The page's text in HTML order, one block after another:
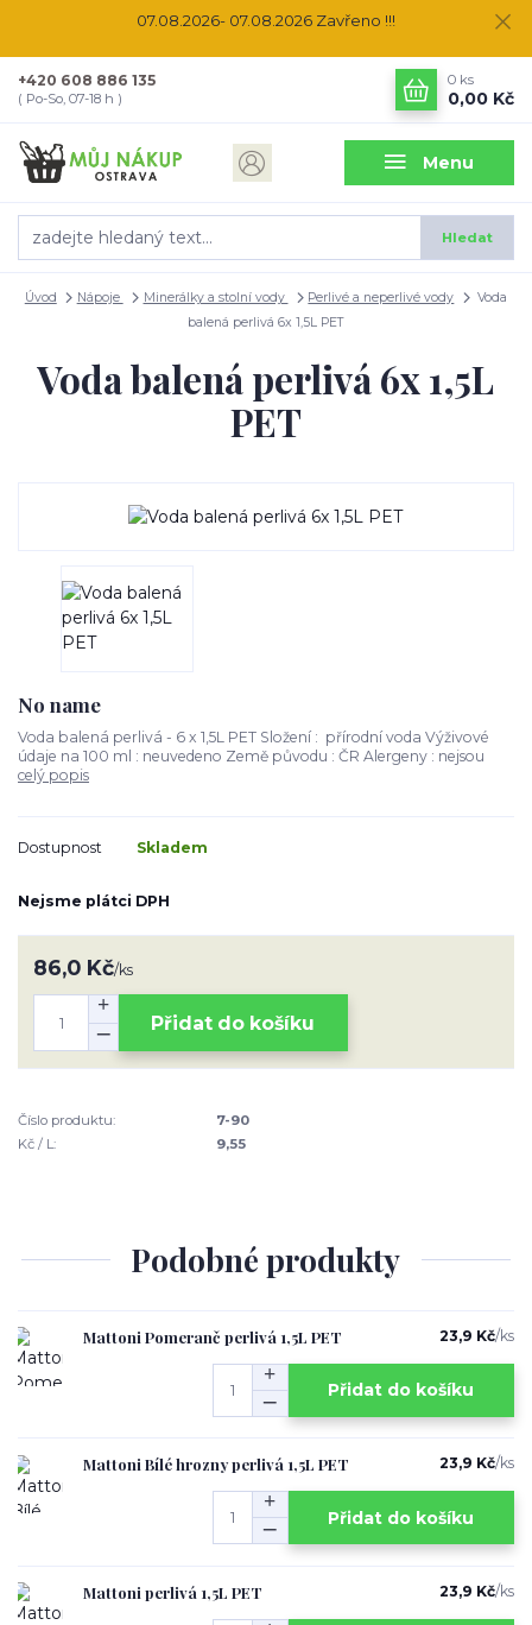
07.08.2026- 07.08.2026 Zavřeno !!!
Menu
Hledat
+420 608 886 135
( Po-So, 07-18 h )
0 ks
0,00 Kč
Úvod Nápoje Minerálky a stolní vody Perlivé a neperlivé vody
Voda
balená perlivá 6x 1,5L PET
Voda balená perlivá 6x 1,5L
PET
No name
Voda balená perlivá - 6 x 1,5L PET Složení : přírodní voda Výživové
údaje na 100 ml : neuvedeno Země původu : ČR Alergeny : nejsou
celý popis
Dostupnost Skladem
Nejsme plátci DPH
86,0 Kč/ks
Přidat do košíku
Číslo produktu:
7-90
Kč / L:
9,55
Podobné produkty
Mattoni Pomeranč perlivá 1,5L PET 23,9 Kč/ks
Přidat do košíku
Mattoni Bílé hrozny perlivá 1,5L PET 23,9 Kč/ks
Přidat do košíku
Mattoni perlivá 1,5L PET 23,9 Kč/ks